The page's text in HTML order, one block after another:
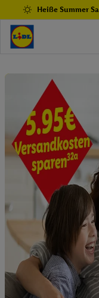
Heiße Summer